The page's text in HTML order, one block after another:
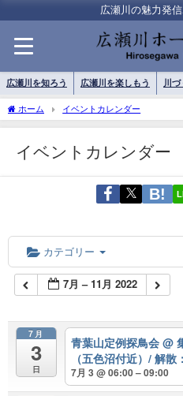
広瀬川の魅力発
広瀬川を知ろう 広瀬川を楽しもう 川
ホーム イベントカレンダー
イベントカレンダー
カテゴリー
7月 – 11月 2022
7月
3
日
青葉山定例探鳥会@
（五色沼付近）/ 解
7月 3 @ 06:00 – 09:00